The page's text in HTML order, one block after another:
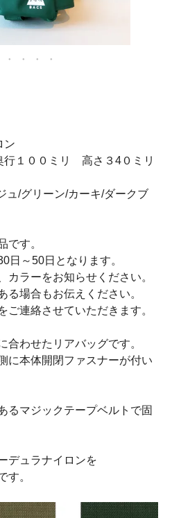
ロン
１００ミリ 高さ３4０ミリ
/グリーン/カーキ/ダークブ
です。
日～50日となります。
カラーをお知らせください。
る場合もお伝えください。
ご連絡させていただきます。
合わせたリアバッグです。
に本体開閉ファスナーが付い
るマジックテープベルトで固
デュラナイロンを
す。